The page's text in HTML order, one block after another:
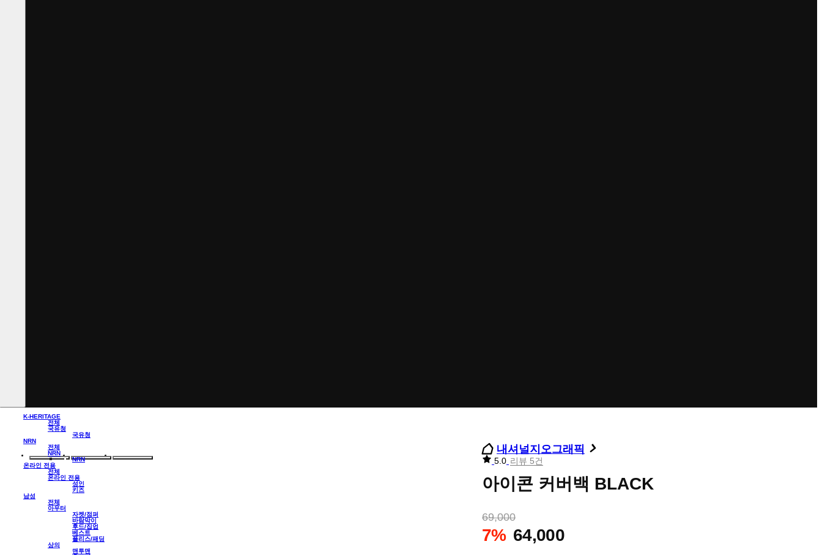
K-HERITAGE
전체
국유청
국유청
NRN
전체
NRN
NRN
온라인 전용
전체
온라인 전용
성인
키즈
남성
전체
아우터
자켓/점퍼
바람막이
후드/집업
베스트
플리스/패딩
상의
맨투맨
내셔널지오그래픽
리
별
점
5.0 리뷰 5건
아이콘 커버백 BLACK
69,000
7% 64,000